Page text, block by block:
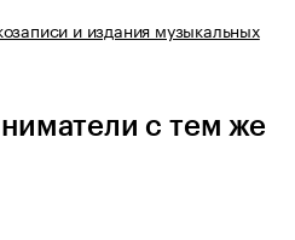
и издания музыкальных
с тем же